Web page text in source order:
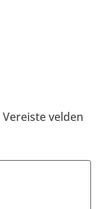
Vereiste velden